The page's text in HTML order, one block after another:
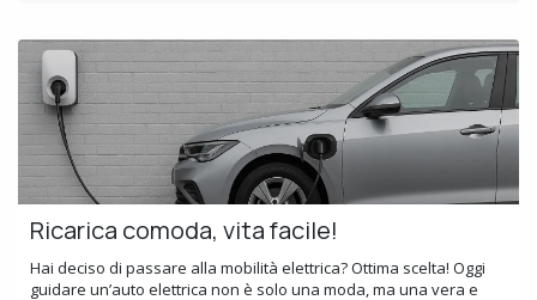
Ricarica comoda, vita facile!
Hai deciso di passare alla mobilità elettrica? Ottima scelta! Oggi
guidare un’auto elettrica non è solo una moda, ma una vera e